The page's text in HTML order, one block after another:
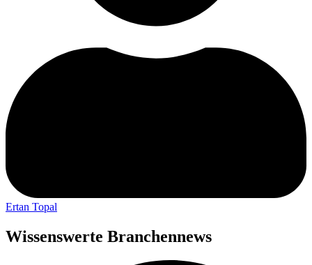
Ertan Topal
Wissenswerte Branchennews